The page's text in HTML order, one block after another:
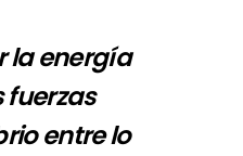
la energía
fuerzas
entre lo